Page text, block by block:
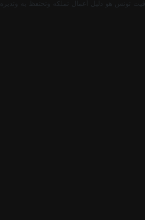
تونس هو دليل أعمال تملكه وتحتفظ به وتديره